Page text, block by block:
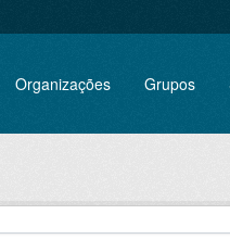
Organizações Grupos